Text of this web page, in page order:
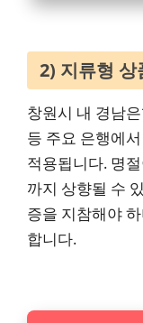
2) 지류형
창원시 내 경남
등 주요 은행에
적용됩니다. 명
까지 상향될 수
증을 지참해야
합니다.